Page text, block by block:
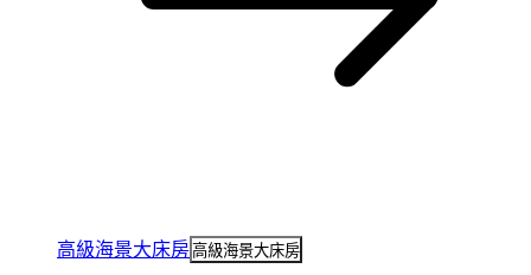
高級海景大床房 高級海景大床房